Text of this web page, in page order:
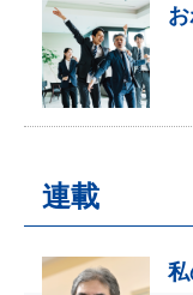
連載